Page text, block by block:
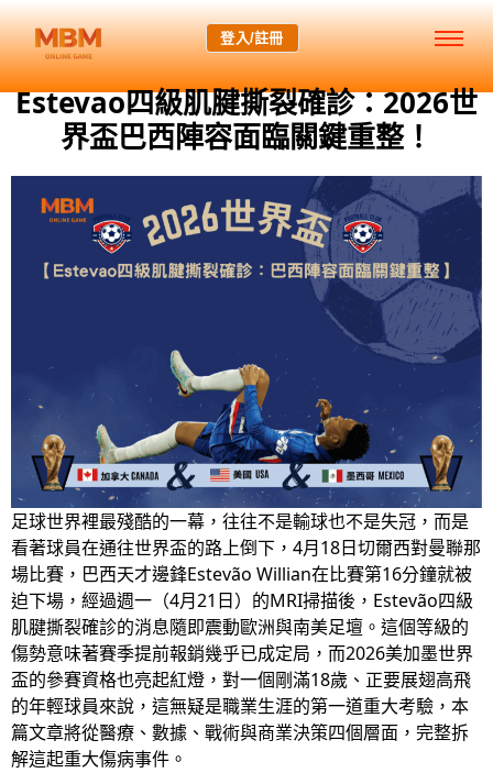
登入/註冊
Estevao四級肌腱撕裂確診：2026世
界盃巴西陣容面臨關鍵重整！
足球世界裡最殘酷的一幕，往往不是輸球也不是失冠，而是
看著球員在通往世界盃的路上倒下，4月18日切爾西對曼聯那
場比賽，巴西天才邊鋒Estevão Willian在比賽第16分鐘就被
迫下場，經過週一（4月21日）的MRI掃描後，Estevão四級
肌腱撕裂確診的消息隨即震動歐洲與南美足壇。這個等級的
傷勢意味著賽季提前報銷幾乎已成定局，而2026美加墨世界
盃的參賽資格也亮起紅燈，對一個剛滿18歲、正要展翅高飛
的年輕球員來說，這無疑是職業生涯的第一道重大考驗，本
篇文章將從醫療、數據、戰術與商業決策四個層面，完整拆
解這起重大傷病事件。